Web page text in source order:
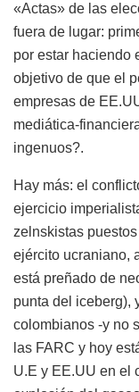
«Actas» de las
fuera de lugar:
por estar haciendo
objetivo de que el
empresas de
mediática-
ingenuos?.
Hay más: el
ejercicio
zelnskistas
ejército ucraniano,
está preñado de
punta del iceberg),
colombianos -y no
las FARC y hoy
U.E y EE.UU en el